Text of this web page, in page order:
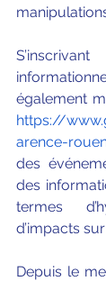
https://
arence-
des
des
termes
d’impacts
Depuis le